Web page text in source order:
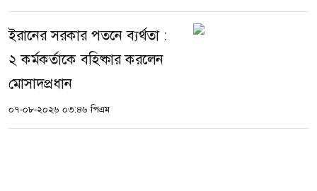
ইরানের সরকার পতনে ব্যর্থতা :
২ কর্মকর্তাকে বহিষ্কার করলেন
মোসাদপ্রধান
০৭-০৮-২০২৬ ০৩:৪৬ পিএম